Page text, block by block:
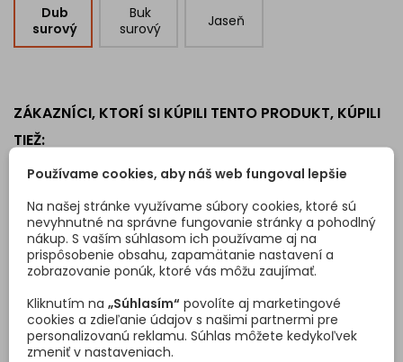
Dub
surový
Buk
surový
Jaseň
ZÁKAZNÍCI, KTORÍ SI KÚPILI TENTO PRODUKT, KÚPILI
TIEŽ:
Používame cookies, aby náš web fungoval lepšie
Na našej stránke využívame súbory cookies, ktoré sú
nevyhnutné na správne fungovanie stránky a pohodlný
nákup. S vaším súhlasom ich používame aj na
prispôsobenie obsahu, zapamätanie nastavení a
zobrazovanie ponúk, ktoré vás môžu zaujímať.
Kliknutím na „Súhlasím“ povolíte aj marketingové
cookies a zdieľanie údajov s našimi partnermi pre
personalizovanú reklamu. Súhlas môžete kedykoľvek
zmeniť v nastaveniach.